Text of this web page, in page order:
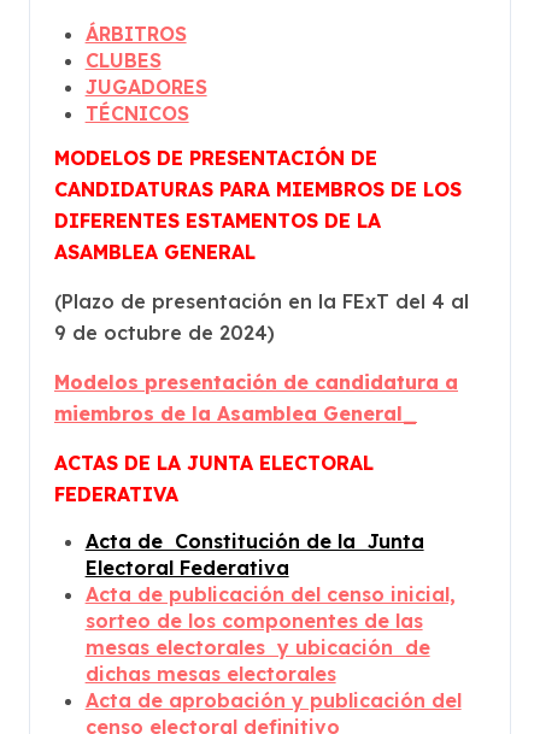
ÁRBITROS
CLUBES
JUGADORES
TÉCNICOS
MODELOS DE PRESENTACIÓN DE
CANDIDATURAS PARA MIEMBROS DE LOS
DIFERENTES ESTAMENTOS DE LA
ASAMBLEA GENERAL
(Plazo de presentación en la FExT del 4 al
9 de octubre de 2024)
Modelos presentación de candidatura a
miembros de la Asamblea General_
ACTAS DE LA JUNTA ELECTORAL
FEDERATIVA
Acta de Constitución de la Junta
Electoral Federativa
Acta de publicación del censo inicial,
sorteo de los componentes de las
mesas electorales y ubicación de
dichas mesas electorales
Acta de aprobación y publicación del
censo electoral definitivo